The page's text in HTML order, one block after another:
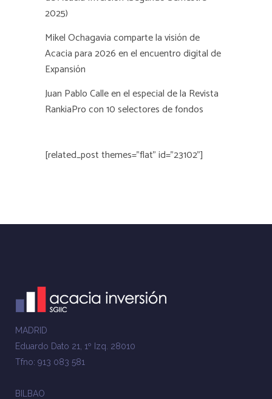
2025)
Mikel Ochagavia comparte la visión de
Acacia para 2026 en el encuentro digital de
Expansión
Juan Pablo Calle en el especial de la Revista
RankiaPro con 10 selectores de fondos
[related_post themes="flat" id="23102"]
MADRID
Eduardo Dato 21, 1º Izq. 28010
Tfno: 913 083 581
BILBAO